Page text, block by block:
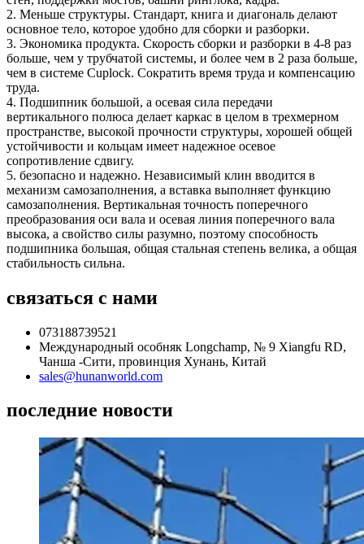
2. Меньше структуры. Стандарт, книга и диагональ делают
основное тело, которое удобно для сборки и разборки.
3. Экономика продукта. Скорость сборки и разборки в 4-8 раз
больше, чем у трубчатой ​​системы, и более чем в 2 раза больше,
чем в системе Cuplock. Сократить время труда и компенсацию
труда.
4. Подшипник большой, а осевая сила передачи
вертикального полюса делает каркас в целом в трехмерном
пространстве, высокой прочности структуры, хорошей общей
устойчивости и кольцам имеет надежное осевое
сопротивление сдвигу.
5. безопасно и надежно. Независимый клин вводится в
механизм самозаполнения, а вставка выполняет функцию
самозаполнения. Вертикальная точность поперечного
преобразования оси вала и осевая линия поперечного вала
высока, а свойство силы разумно, поэтому способность
подшипника большая, общая стальная степень велика, а общая
стабильность сильна.
связаться с нами
073188739521
Международный особняк Longchamp, № 9 Xiangfu RD,
Чанша -Сити, провинция Хунань, Китай
sales@hunanworld.com
последние новости